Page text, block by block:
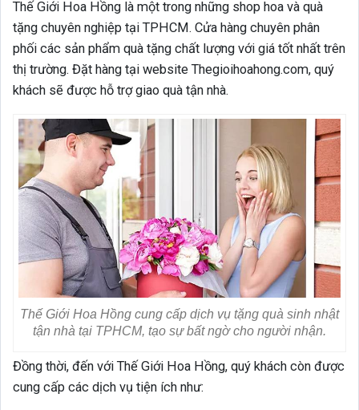
Thế Giới Hoa Hồng là một trong những shop hoa và quà
tặng chuyên nghiệp tại TPHCM. Cửa hàng chuyên phân
phối các sản phẩm quà tặng chất lượng với giá tốt nhất trên
thị trường. Đặt hàng tại website Thegioihoahong.com, quý
khách sẽ được hỗ trợ giao quà tận nhà.
Thế Giới Hoa Hồng cung cấp dịch vụ tặng quà sinh nhật
tận nhà tại TPHCM, tạo sự bất ngờ cho người nhận.
Đồng thời, đến với Thế Giới Hoa Hồng, quý khách còn được
cung cấp các dịch vụ tiện ích như: